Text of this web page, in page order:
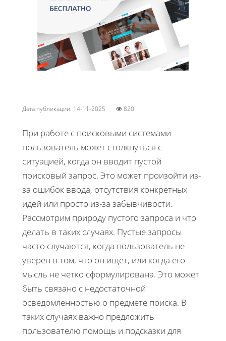
Дата публикации: 14-11-2025 820
При работе с поисковыми системами
пользователь может столкнуться с
ситуацией, когда он вводит пустой
поисковый запрос. Это может произойти из-
за ошибок ввода, отсутствия конкретных
идей или просто из-за забывчивости.
Рассмотрим природу пустого запроса и что
делать в таких случаях. Пустые запросы
часто случаются, когда пользователь не
уверен в том, что он ищет, или когда его
мысль не четко сформулирована. Это может
быть связано с недостаточной
осведомленностью о предмете поиска. В
таких случаях важно предложить
пользователю помощь и подсказки для